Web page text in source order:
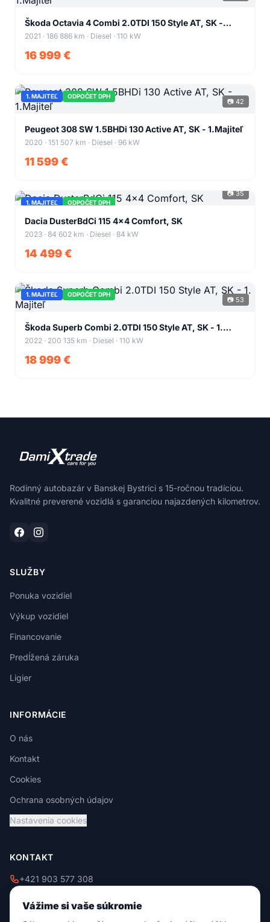
+51
Škoda Octavia 4 Combi 2.0TDI 150 Style AT, SK -
1.Majiteľ
2021 · 186 886 km · Diesel · 110 kW
16 999 €
1. MAJITEĽ ODPOČET DPH
📷 42
+38
Peugeot 308 SW 1.5BHDi 130 Active AT, SK - 1.Majiteľ
2020 · 151 507 km · Diesel · 96 kW
11 599 €
1. MAJITEĽ ODPOČET DPH
📷 35
+31
Dacia DusterBdCi 115 4x4 Comfort, SK
2023 · 84 602 km · Diesel · 84 kW
14 499 €
1. MAJITEĽ ODPOČET DPH
📷 53
+49
Škoda Superb Combi 2.0TDI 150 Style AT, SK - 1.
Majiteľ
2022 · 200 135 km · Diesel · 110 kW
18 999 €
Rodinný autobazár v Banskej Bystrici s 15-ročnou tradíciou.
Kvalitné preverené vozidlá s garanciou najazdených kilometrov.
SLUŽBY
Ponuka vozidiel
Výkup vozidiel
Financovanie
Predĺžená záruka
Ligier
INFORMÁCIE
O nás
Kontakt
Cookies
Ochrana osobných údajov
Nastavenia cookies
KONTAKT
+421 903 577 308
Vážime si vaše súkromie